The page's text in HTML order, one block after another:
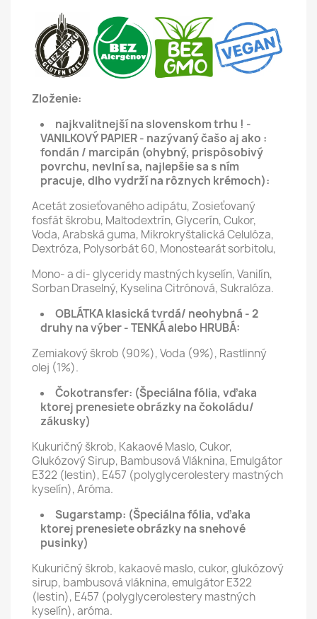
Zloženie:
najkvalitnejší na slovenskom trhu ! -
VANILKOVÝ PAPIER - nazývaný čašo aj ako :
fondán / marcipán (ohybný, prispôsobivý
povrchu, nevlní sa, najlepšie sa s ním
pracuje, dlho vydrží na rôznych krémoch):
Acetát zosieťovaného adipátu, Zosieťovaný
fosfát škrobu, Maltodextrín, Glycerín, Cukor,
Voda, Arabská guma, Mikrokryštalická Celulóza,
Dextróza, Polysorbát 60, Monostearát sorbitolu,
Mono- a di- glyceridy mastných kyselín, Vanilín,
Sorban Draselný, Kyselina Citrónová, Sukralóza.
OBLÁTKA klasická tvrdá/ neohybná - 2
druhy na výber - TENKÁ alebo HRUBÁ:
Zemiakový škrob (90%), Voda (9%), Rastlinný
olej (1%).
Čokotransfer: (Špeciálna fólia, vďaka
ktorej prenesiete obrázky na čokoládu/
zákusky)
Kukuričný škrob, Kakaové Maslo, Cukor,
Glukózový Sirup, Bambusová Vláknina, Emulgátor
E322 (lestin), E457 (polyglycerolestery mastných
kyselín), Aróma.
Sugarstamp: (Špeciálna fólia, vďaka
ktorej prenesiete obrázky na snehové
pusinky)
Kukuričný škrob, kakaové maslo, cukor, glukózový
sirup, bambusová vláknina, emulgátor E322
(lestin), E457 (polyglycerolestery mastných
kyselín), aróma.